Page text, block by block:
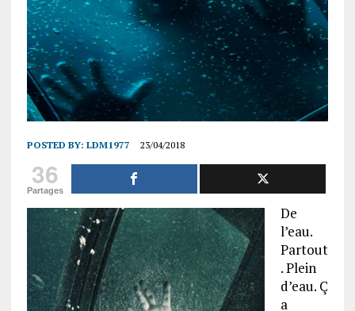
POSTED BY: LDM1977 23/04/2018
36
Partages
De
l’eau.
Partout
. Plein
d’eau. Ç
a